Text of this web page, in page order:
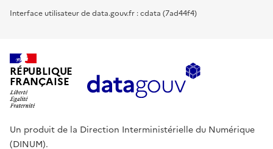
Interface utilisateur de data.gouv.fr : cdata (7ad44f4)
RÉPUBLIQUE
FRANÇAISE
Un produit de la Direction Interministérielle du Numérique
(DINUM).